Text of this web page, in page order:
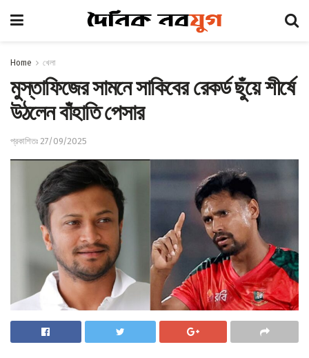
Home খেলা
মুস্তাফিজের সামনে সাকিবের রেকর্ড ছুঁয়ে শীর্ষে
উঠলেন বাঁহাতি পেসার
প্রকাশিতঃ 27/09/2025